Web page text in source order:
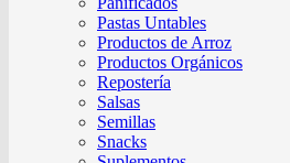
Pastas Untables
Productos de Arroz
Productos Orgánicos
Repostería
Salsas
Semillas
Snacks